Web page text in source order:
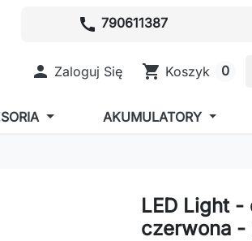
call 790611387
 Zaloguj Się shopping_cart Koszyk 0
AKUMULATORY
LED Light -
czerwona -